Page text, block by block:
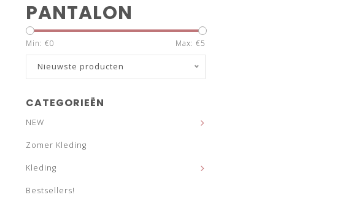
PANTALON
Min: €0 Max: €5
Nieuwste producten
CATEGORIEËN
NEW
Zomer Kleding
Kleding
Bestsellers!